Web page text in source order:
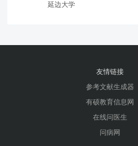
延边大学
友情链接
参考文献生成器
有硕教育信息网
在线问医生
问病网